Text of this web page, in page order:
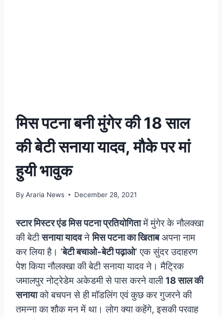
मिस पटना बनी मुंगेर की 18 साल
की बेटी सनाया यादव, मौके पर मां
हुयी भावुक
By Araria News December 28, 2021
स्टार मिस्टर एंड मिस पटना प्रतियोगितामें मुंगेर के नौलक्खा
की बेटीसनाया यादवनेमिस पटना का खिताबअपना नाम
कर लिया है। ‘बेटी बचाओ-बेटी पढ़ाओ‘ एक सुंदर उदाहरण
पेश किया नौलक्खा की बेटी सनाया यादव ने। मैट्रिक
जमालपुर नोट्रेडेम अकेडमी से पास करने वाली 18 साल की
सनायाको बचपन से ही मॉडलिंग एवं कुछ कर गुजरने की
तमन्ना का शौक मन में था। लोग क्या कहेंगे, इसकी परवाह